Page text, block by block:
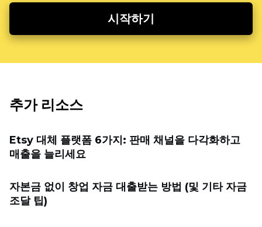
시작하기
추가 리소스
Etsy 대체 플랫폼 6가지: 판매 채널을 다각화하고
매출을 늘리세요
자본금 없이 창업 자금 대출받는 방법 (및 기타 자금
조달 팁)